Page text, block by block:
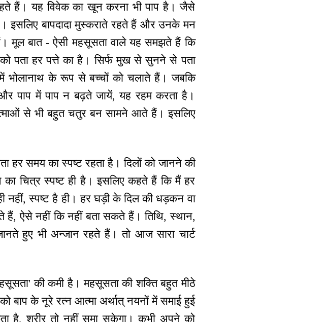
हैं। यह विवेक का खून करना भी पाप है। जैसे
इसलिए बापदादा मुस्कराते रहते हैं और उनके मन
मूल बात - ऐसी महसूसता वाले यह समझते हैं कि
पता हर पत्ते का है। सिर्फ मुख से सुनने से पता
भोलानाथ के रूप से बच्चों को चलाते हैं। जबकि
पाप में पाप न बढ़ते जायें, यह रहम करता है।
से भी बहुत चतुर बन सामने आते हैं। इसलिए
हर समय का स्पष्ट रहता है। दिलों को जानने की
चित्र स्पष्ट ही है। इसलिए कहते हैं कि मैं हर
नहीं, स्पष्ट है ही। हर घड़ी के दिल की धड़कन वा
हैं, ऐसे नहीं कि नहीं बता सकते हैं। तिथि, स्थान,
हुए भी अन्जान रहते हैं। तो आज सारा चार्ट
की कमी है। महसूसता की शक्ति बहुत मीठे
के नूरे रत्न आत्मा अर्थात् नयनों में समाई हुई
है, शरीर तो नहीं समा सकेगा। कभी अपने को